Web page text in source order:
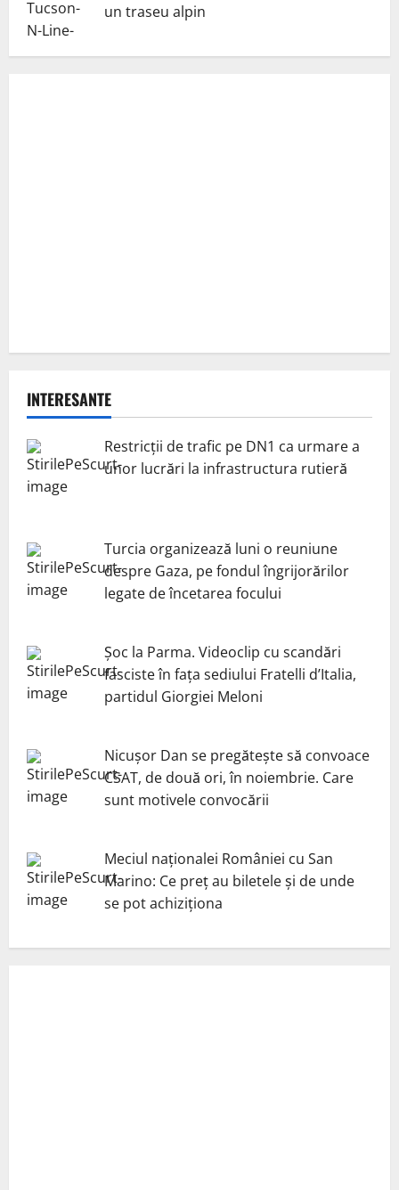
un traseu alpin
INTERESANTE
Restricții de trafic pe DN1 ca urmare a
unor lucrări la infrastructura rutieră
Turcia organizează luni o reuniune
despre Gaza, pe fondul îngrijorărilor
legate de încetarea focului
Șoc la Parma. Videoclip cu scandări
fasciste în fața sediului Fratelli d’Italia,
partidul Giorgiei Meloni
Nicuşor Dan se pregăteşte să convoace
CSAT, de două ori, în noiembrie. Care
sunt motivele convocării
Meciul naționalei României cu San
Marino: Ce preț au biletele și de unde
se pot achiziționa